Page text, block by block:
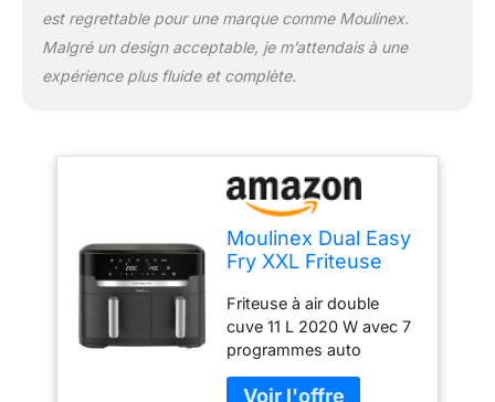
est regrettable pour une marque comme Moulinex.
Malgré un design acceptable, je m’attendais à une
expérience plus fluide et complète.
Moulinex Dual Easy
Fry XXL Friteuse
11 L, cuisson
synchronisée, 7
programmes
automatiques,
Friteuse à air double
cuve 11 L 2020 W avec 7
programmes auto